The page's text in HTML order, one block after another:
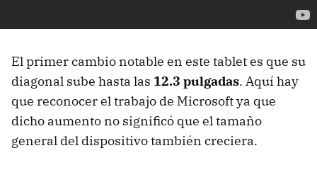
El primer cambio notable en este tablet es que su
diagonal sube hasta las 12.3 pulgadas. Aquí hay
que reconocer el trabajo de Microsoft ya que
dicho aumento no significó que el tamaño
general del dispositivo también creciera.